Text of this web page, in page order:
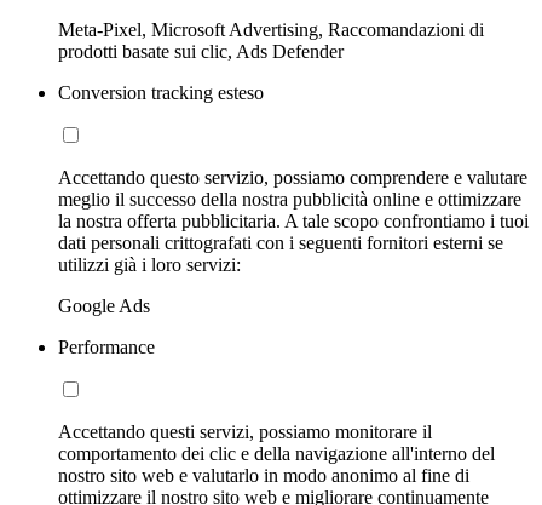
Meta-Pixel, Microsoft Advertising, Raccomandazioni di
prodotti basate sui clic, Ads Defender
Conversion tracking esteso
Accettando questo servizio, possiamo comprendere e valutare
meglio il successo della nostra pubblicità online e ottimizzare
la nostra offerta pubblicitaria. A tale scopo confrontiamo i tuoi
dati personali crittografati con i seguenti fornitori esterni se
utilizzi già i loro servizi:
Google Ads
Performance
Accettando questi servizi, possiamo monitorare il
comportamento dei clic e della navigazione all'interno del
nostro sito web e valutarlo in modo anonimo al fine di
ottimizzare il nostro sito web e migliorare continuamente